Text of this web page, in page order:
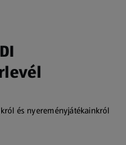
és nyereményjátékainkról